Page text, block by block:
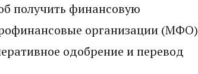
получить финансовую
организации (МФО)
одобрение и перевод